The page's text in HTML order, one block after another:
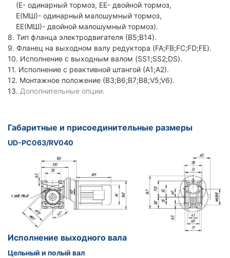
(Е- одинарный тормоз, ЕЕ- двойной тормоз,
Е(МШ)- одинарный малошумный тормоз,
ЕЕ(МШ)- двойной малошумный тормоз).
8. Тип фланца электродвигателя (В5;В14).
9. Фланец на выходном валу редуктора (FA;FB;FC;FD;FE).
10. Исполнение с выходным валом (SS1;SS2;DS).
11. Исполнение с реактивной штангой (А1;А2).
12. Монтажное положение (В3;В6;В7;В8;V5;V6).
13. Дополнительные опции.
Габаритные и присоединительные размеры
UD-PC063/RV040
Исполнение выходного вала
Цельный и полый вал